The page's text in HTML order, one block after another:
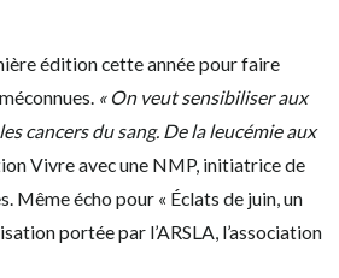
édition cette année pour faire
« On veut sensibiliser aux
cancers du sang. De la leucémie aux
Vivre avec une NMP, initiatrice de
Même écho pour « Éclats de juin, un
portée par l’ARSLA, l’association